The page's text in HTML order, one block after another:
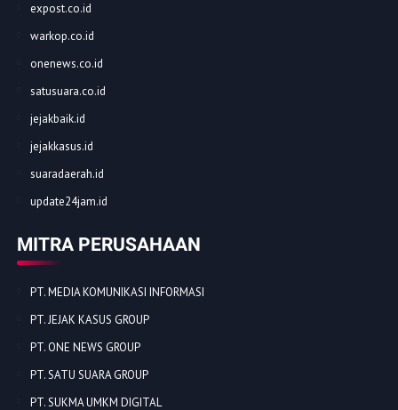
expost.co.id
warkop.co.id
onenews.co.id
satusuara.co.id
jejakbaik.id
jejakkasus.id
suaradaerah.id
update24jam.id
MITRA PERUSAHAAN
PT. MEDIA KOMUNIKASI INFORMASI
PT. JEJAK KASUS GROUP
PT. ONE NEWS GROUP
PT. SATU SUARA GROUP
PT. SUKMA UMKM DIGITAL